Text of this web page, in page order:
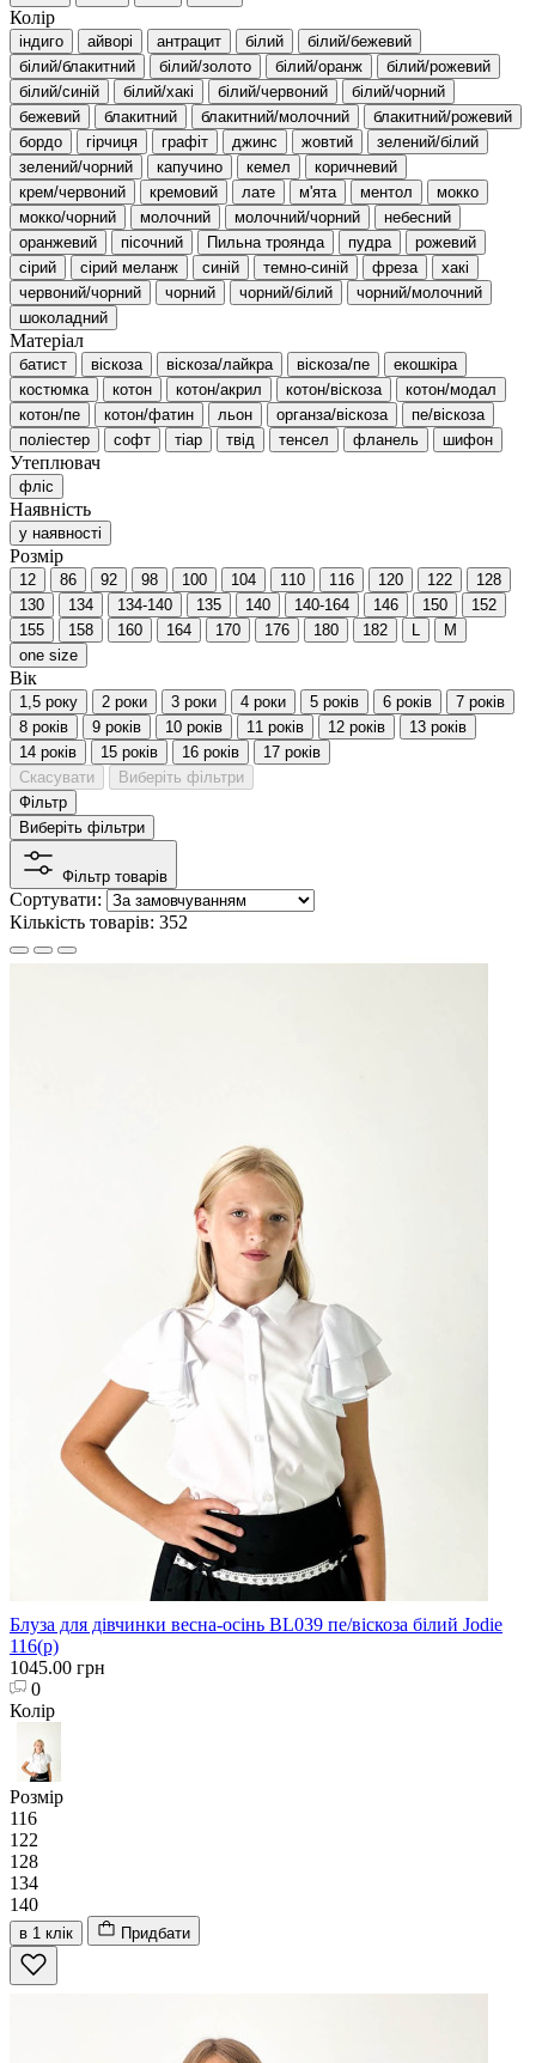
Колір
індиго айворі антрацит білий
білий/бежевий
білий/блакитний
білий/золото білий/оранж
білий/рожевий
білий/синій
білий/хакі білий/червоний
білий/чорний
бежевий
блакитний блакитний/молочний
блакитний/рожевий
бордо
гірчиця графіт джинс жовтий
зелений/білий
зелений/чорний
капучино кемел
коричневий
крем/червоний
кремовий лате м'ята ментол
мокко
мокко/чорний
молочний молочний/чорний
небесний
оранжевий
пісочний Пильна троянда пудра
рожевий
сірий
сірий меланж синій темно-синій фреза
хакі
червоний/чорний
чорний чорний/білий
чорний/молочний
шоколадний
Матеріал
батист віскоза віскоза/лайкра віскоза/пе
екошкіра
костюмка
котон котон/акрил котон/віскоза
котон/модал
котон/пе
котон/фатин льон органза/віскоза
пе/віскоза
поліестер
софт тіар твід тенсел фланель шифон
Утеплювач
фліс
Наявність
у наявності
Розмір
12 86 92 98 100 104 110 116 120 122
128
130
134 134-140 135 140 140-164 146 150
152
155
158 160 164 170 176 180 182
M
one size
Вік
1,5 року 2 роки 3 роки 4 роки 5 років 6 років
7 років
8 років
9 років 10 років 11 років 12 років
13 років
14 років
15 років 16 років
17 років
Скасувати
Виберіть фільтри
Фільтр
Виберіть фільтри
Фільтр товарів
Сортувати:
Кількість товарів: 352
Блуза для дівчинки весна-осінь BL039 пе/віскоза білий Jodie
116(р)
1045.00 грн
0
Колір
Розмір
116
122
128
134
140
в 1 клік Придбати